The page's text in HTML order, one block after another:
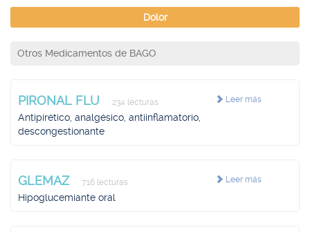
Dolor
Otros Medicamentos de BAGO
Leer más
PIRONAL FLU 234 lecturas
Antipirético, analgésico, antiinflamatorio,
descongestionante
Leer más
GLEMAZ 716 lecturas
Hipoglucemiante oral